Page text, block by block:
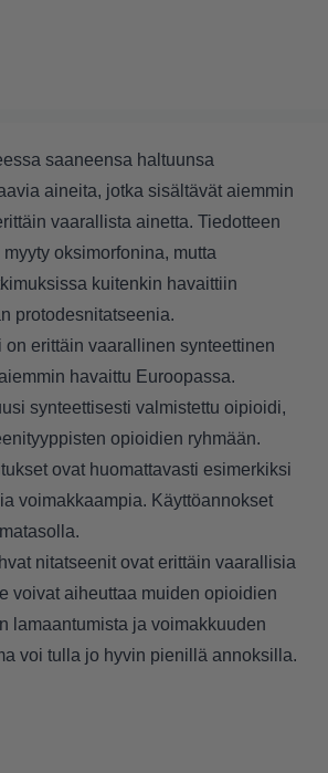
saaneensa haltuunsa
aineita, jotka sisältävät aiemmin
vaarallista ainetta. Tiedotteen
oksimorfonina, mutta
kuitenkin havaittiin
protodesnitatseenia.
on erittäin vaarallinen synteettinen
havaittu Euroopassa.
synteettisesti valmistettu oipioidi,
opioidien ryhmään.
ovat huomattavasti esimerkiksi
voimakkaampia. Käyttöannokset
nitatseenit ovat erittäin vaarallisia
voivat aiheuttaa muiden opioidien
lamaantumista ja voimakkuuden
voi tulla jo hyvin pienillä annoksilla.